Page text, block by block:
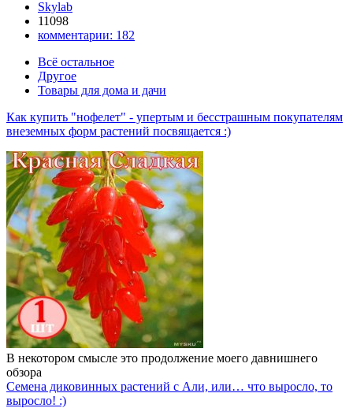
Skylab
11098
комментарии: 182
Всё остальное
Другое
Товары для дома и дачи
Как купить "нофелет" - упертым и бесстрашным покупателям
внеземных форм растений посвящается :)
В некотором смысле это продолжение моего давнишнего
обзора
Семена диковинных растений с Али, или… что выросло, то
выросло! :)